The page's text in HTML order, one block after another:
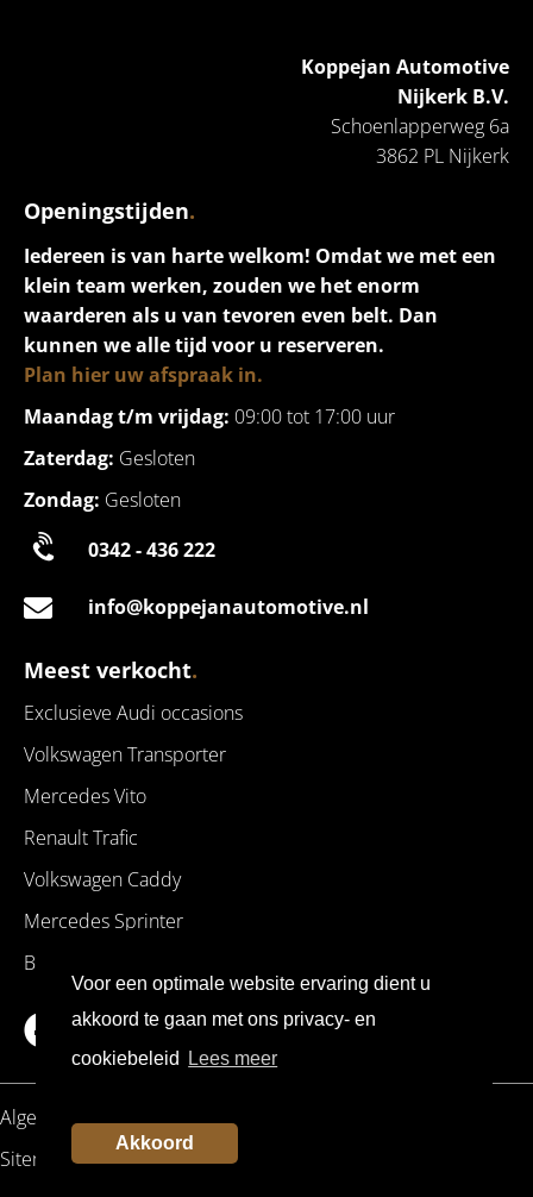
Koppejan Automotive
Nijkerk B.V.
Schoenlapperweg 6a
3862 PL Nijkerk
Openingstijden.
Iedereen is van harte welkom! Omdat we met een
klein team werken, zouden we het enorm
waarderen als u van tevoren even belt. Dan
kunnen we alle tijd voor u reserveren.
Plan hier uw afspraak in.
Maandag t/m vrijdag: 09:00 tot 17:00 uur
Zaterdag: Gesloten
Zondag: Gesloten
0342 - 436 222
info@koppejanautomotive.nl
Meest verkocht.
Exclusieve Audi occasions
Volkswagen Transporter
Mercedes Vito
Renault Trafic
Volkswagen Caddy
Mercedes Sprinter
BMW occasions
Facebook
Algemene voorwaarden
Privacy- en cookiebeleid
Sitemap
Disclaimer Links
Voor een optimale website ervaring dient u
akkoord te gaan met ons privacy- en
cookiebeleid
Lees meer
Akkoord